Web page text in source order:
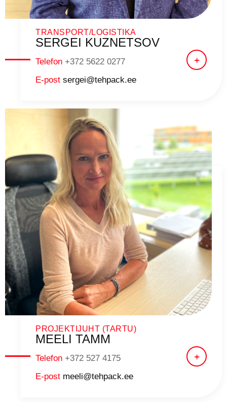
TRANSPORT/LOGISTIKA
SERGEI KUZNETSOV
Telefon +372 5622 0277
E-post sergei@tehpack.ee
PROJEKTIJUHT (TARTU)
MEELI TAMM
Telefon +372 527 4175
E-post meeli@tehpack.ee